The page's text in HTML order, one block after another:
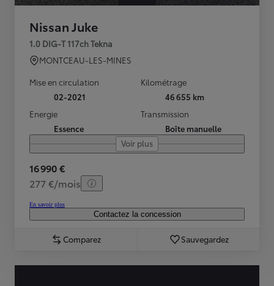
Nissan Juke
1.0 DIG-T 117ch Tekna
MONTCEAU-LES-MINES
Mise en circulation
02-2021
Kilométrage
46 655 km
Energie
Essence
Transmission
Boîte manuelle
Voir plus
16 990 €
277 €/mois
En savoir plus
Contactez la concession
Comparez Sauvegardez